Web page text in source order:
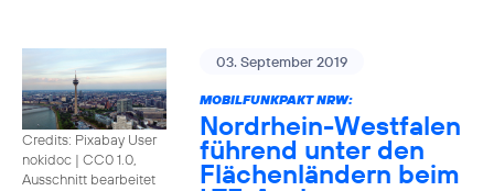
Credits: Pixabay User
nokidoc | CC0 1.0,
Ausschnitt bearbeitet
03. September 2019
MOBILFUNKPAKT NRW:
Nordrhein-Westfalen
führend unter den
Flächenländern beim